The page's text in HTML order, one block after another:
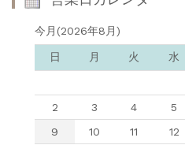
今月(2026年8月)
日 月 火 水
2
3 4 5
9
10 11 12